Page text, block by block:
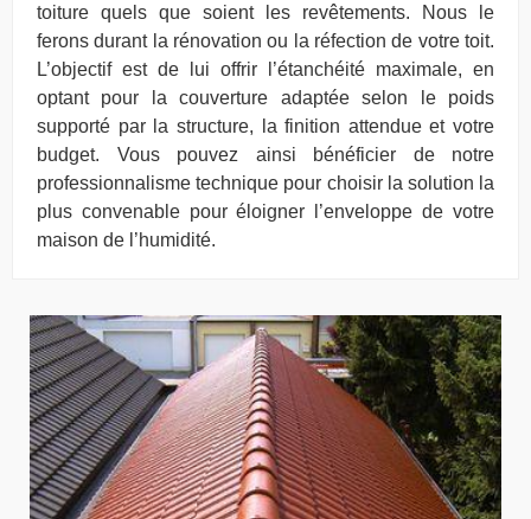
toiture quels que soient les revêtements. Nous le
ferons durant la rénovation ou la réfection de votre toit.
L’objectif est de lui offrir l’étanchéité maximale, en
optant pour la couverture adaptée selon le poids
supporté par la structure, la finition attendue et votre
budget. Vous pouvez ainsi bénéficier de notre
professionnalisme technique pour choisir la solution la
plus convenable pour éloigner l’enveloppe de votre
maison de l’humidité.